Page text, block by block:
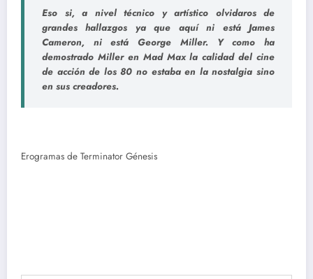
Eso si, a nivel técnico y artístico olvidaros de
grandes hallazgos ya que aquí ni está James
Cameron, ni está George Miller. Y como ha
demostrado Miller en Mad Max la calidad del cine
de acción de los 80 no estaba en la nostalgia sino
en sus creadores.
Erogramas de Terminator Génesis